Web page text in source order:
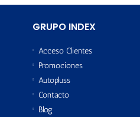
GRUPO INDEX
Acceso Clientes
Promociones
Autopluss
Contacto
Blog